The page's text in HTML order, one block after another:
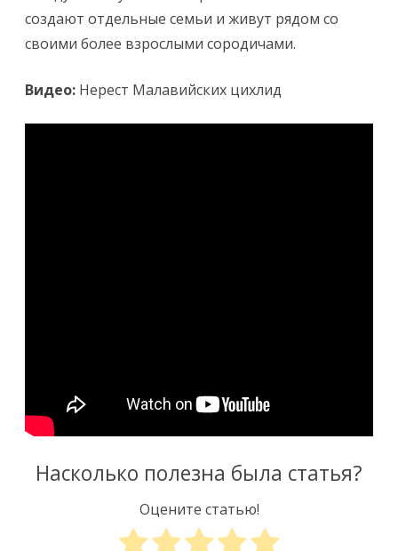
создают отдельные семьи и живут рядом со
своими более взрослыми сородичами.
Видео: Нерест Малавийских цихлид
Насколько полезна была статья?
Оцените статью!